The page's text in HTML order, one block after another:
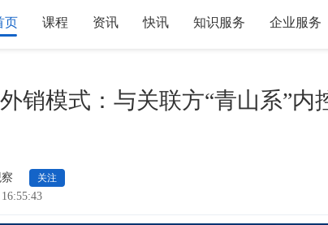
页 课程 资讯 快讯 知识服务 企业服务
销模式：与关联方“青山系”内
关注